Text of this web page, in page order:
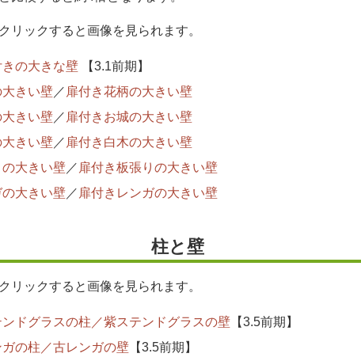
リックすると画像を見られます。
の大きな壁 【3.1前期】
きい壁 ／ 扉付き花柄の大きい壁
きい壁 ／ 扉付きお城の大きい壁
きい壁 ／ 扉付き白木の大きい壁
大きい壁 ／ 扉付き板張りの大きい壁
大きい壁 ／ 扉付きレンガの大きい壁
柱と壁
リックすると画像を見られます。
ドグラスの柱／紫ステンドグラスの壁 【3.5前期】
の柱／古レンガの壁 【3.5前期】